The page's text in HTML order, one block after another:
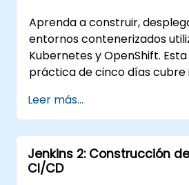
Aprenda a construir,
entornos contenerizados
Kubernetes y OpenShift.
práctica de cinco días cubre
Kubernetes, red del clúster,
seguridad, monitoreo y
práctica de OpenShift. Los
adquieren las habilidades
operar plataformas
Leer más...
Jenkins 2: Construcción
CI/CD